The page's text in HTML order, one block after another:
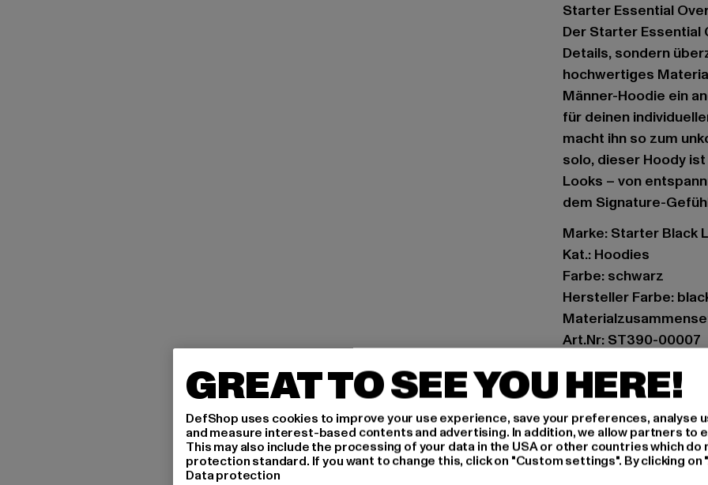
Starter Essential
Der Starter Essential
Details, sondern
hochwertiges
Männer-Hoodie ein
für deinen
macht ihn so zum
solo, dieser Hoody
Looks – von
dem Signature-
Marke: Starter Black
Kat.: Hoodies
Farbe: schwarz
Hersteller Farbe:
Art.Nr: ST390-00007
Hersteller: TB
Dr.-Robert-Murjahn-
GRÖSSE
GREAT TO SEE YOU HERE!
DefShop uses cookies to improve your use experience, save your preferences, analyse
and measure interest-based contents and advertising. In addition, we allow partners to
This may also include the processing of your data in the USA or other countries which do
protection standard. If you want to change this, click on "Custom settings". By clicking
Data protection